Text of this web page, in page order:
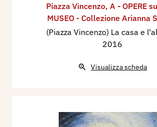
Piazza Vincenzo, A - OPERE
MUSEO - Collezione Arianna
(Piazza Vincenzo) La casa e
2016
Visualizza scheda